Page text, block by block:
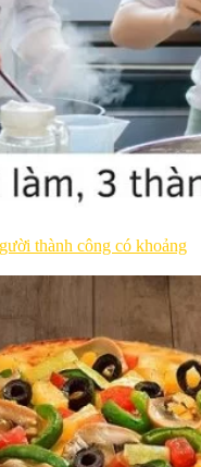
thành công có khoảng